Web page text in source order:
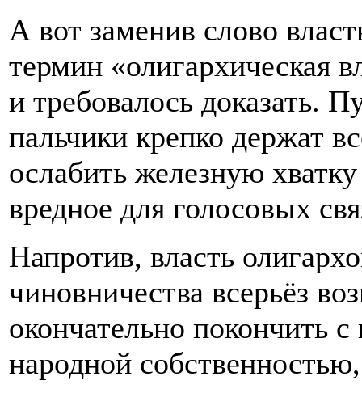
А вот заменив слово
термин «олигархическая
и требовалось доказать.
пальчики крепко держат
ослабить железную
вредное для голосовых
Напротив, власть
чиновничества всерьёз
окончательно покончить
народной